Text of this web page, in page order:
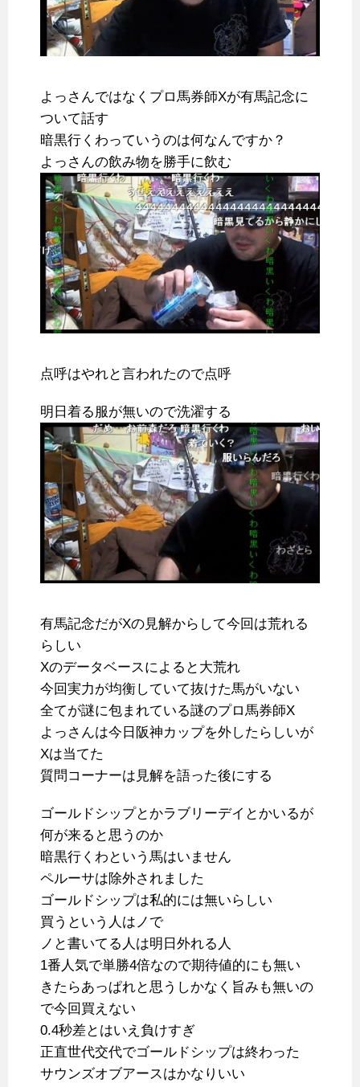
よっさんではなくプロ馬券師Xが有馬記念に
ついて話す
暗黒行くわっていうのは何なんですか？
よっさんの飲み物を勝手に飲む
点呼はやれと言われたので点呼
明日着る服が無いので洗濯する
有馬記念だがXの見解からして今回は荒れる
らしい
Xのデータベースによると大荒れ
今回実力が均衡していて抜けた馬がいない
全てが謎に包まれている謎のプロ馬券師X
よっさんは今日阪神カップを外したらしいが
Xは当てた
質問コーナーは見解を語った後にする
ゴールドシップとかラブリーデイとかいるが
何が来ると思うのか
暗黒行くわという馬はいません
ペルーサは除外されました
ゴールドシップは私的には無いらしい
買うという人はノで
ノと書いてる人は明日外れる人
1番人気で単勝4倍なので期待値的にも無い
きたらあっぱれと思うしかなく旨みも無いの
で今回買えない
0.4秒差とはいえ負けすぎ
正直世代交代でゴールドシップは終わった
サウンズオブアースはかなりいい